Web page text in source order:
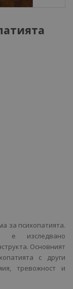
за психопатията.
е изследвано
Основният
с други
тревожност и